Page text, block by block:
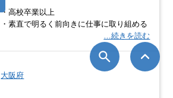
・高校卒業以上
・素直で明るく前向きに仕事に取り組める
…続きを読む
大阪府